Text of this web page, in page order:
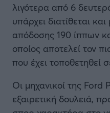
λιγότερα από 6
υπάρχει διατίθεται
απόδοσης 190 ίππων
οποίος αποτελεί τον
που έχει τοποθετηθεί
Οι μηχανικοί της Ford
εξαιρετική δουλειά,